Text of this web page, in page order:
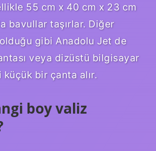
55 cm x 40 cm x 23 cm
bavullar taşırlar. Diğer
gibi Anadolu Jet de
veya dizüstü bilgisayar
küçük bir çanta alır.
boy valiz